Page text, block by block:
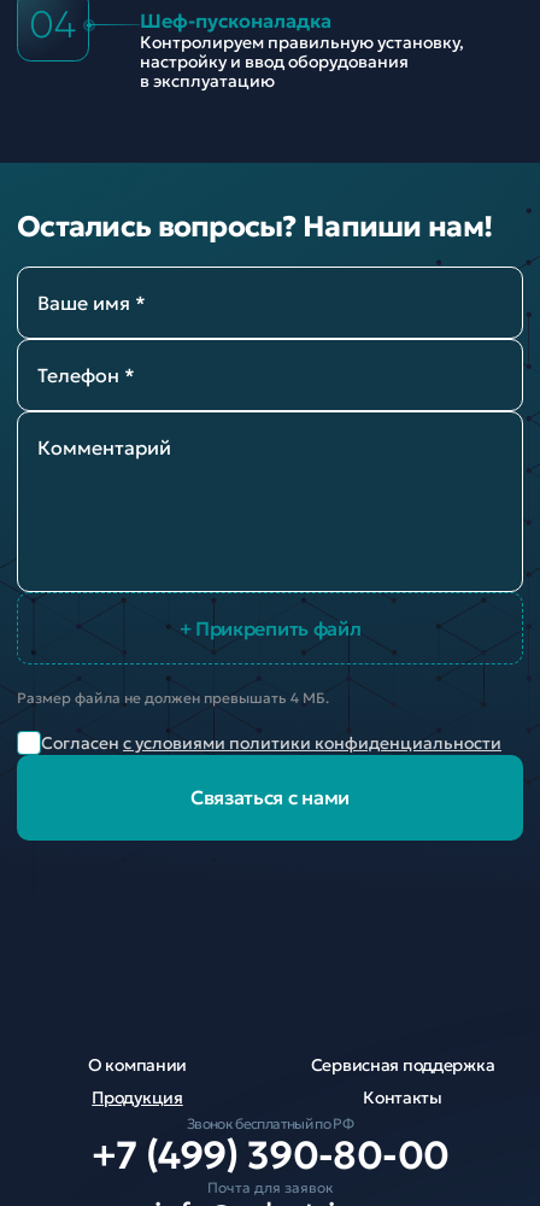
04 Шеф-пусконаладка
Контролируем правильную установку,
настройку и ввод оборудования
в эксплуатацию
Остались вопросы? Напиши нам!
Ваше имя *
Телефон *
Комментарий
+ Прикрепить файл
Размер файла не должен превышать 4 МБ.
Согласен с условиями политики конфиденциальности
Связаться с нами
О компании
Продукция
Сервисная поддержка
Контакты
Звонок бесплатный по РФ
+7 (499) 390-80-00
Почта для заявок